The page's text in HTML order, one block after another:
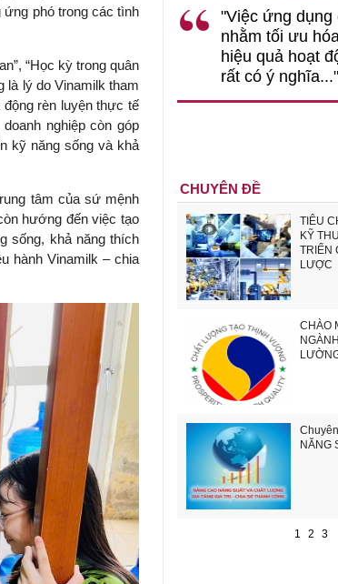
ứng phó trong các tình
“Học kỳ trong quân
là lý do Vinamilk tham
rèn luyện thực tế
nghiệp còn góp
kỹ năng sống và khả
tâm của sứ mệnh
hướng đến việc tạo
sống, khả năng thích
hành Vinamilk – chia
hiệu quả chính
ngắn hạn mà còn
tạo nền tảng cho
bền vững dài hạn.
"Việc ứng dụng
nhằm tối ưu
hiệu quả hoạt
rất có ý nghĩa..."
CHUYÊN ĐỀ
TIÊU
KỸ
TRIỂN
LƯỢC
CHÀO
NĂNG
1 2 3